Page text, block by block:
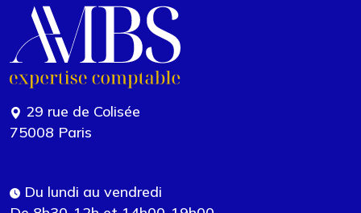
29 rue de Colisée
75008 Paris
Du lundi au vendredi